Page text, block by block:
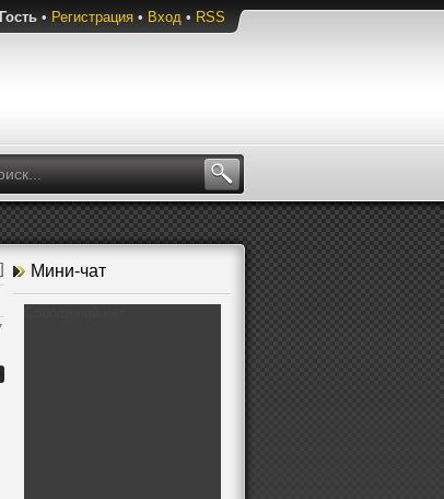
Гость • Регистрация • Вход • RSS
] Мини-чат